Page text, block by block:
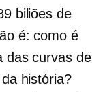
biliões de
é: como é
das curvas de
história?